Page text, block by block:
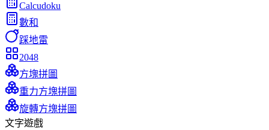
Calcudoku
數和
踩地雷
2048
方塊拼圖
重力方塊拼圖
旋轉方塊拼圖
文字遊戲